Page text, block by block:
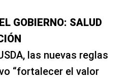
GOBIERNO: SALUD
las nuevas reglas
“fortalecer el valor